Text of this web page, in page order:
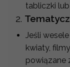
tabliczki
2.
Jeśli
kwiaty,
powiązane